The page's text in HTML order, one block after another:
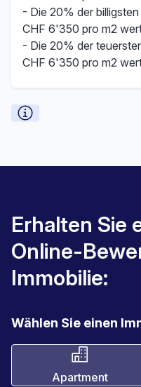
- Die 20% der
CHF 6'350 pro m2
- Die 20% der
CHF 6'350 pro m2
Erhalten Sie
Online-
Immobilie:
Wählen Sie einen
Apartment